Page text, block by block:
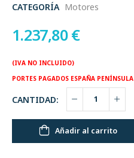
CATEGORÍA Motores
1.237,80€
(IVA NO INCLUIDO)
PORTES PAGADOS ESPAÑA PENÍNSULA
CANTIDAD:
Añadir al carrito